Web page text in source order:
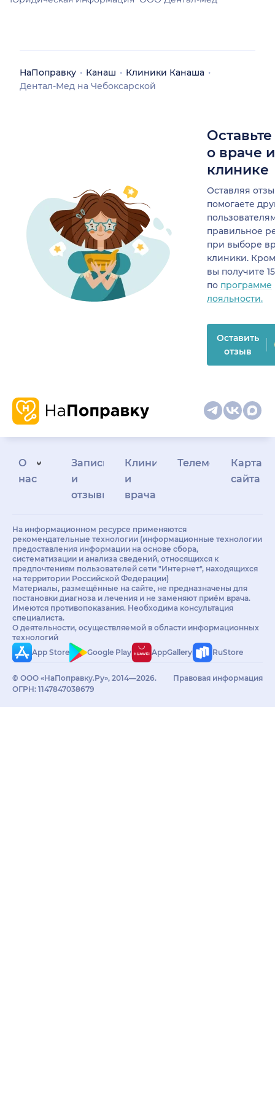
УЗИ,моментами даже
меня было
впечатление,что я на
НаПоправку Канаш
Клиники Канаша
Дентал-Мед на Чебоксарской
о враче
клинике
Оставляя
помогаете
правильное
при выборе
клиники.
вы получите
по программе
лояльности.
Оставить
отзыв
О
нас
Запись
и
отзывы
Клиникам
и
врачам
Телемедицина
Карта
сайта
На информационном ресурсе применяются
рекомендательные технологии (информационные технологии
предоставления информации на основе сбора,
систематизации и анализа сведений, относящихся к
предпочтениям пользователей сети "Интернет", находящихся
на территории Российской Федерации)
Материалы, размещённые на сайте, не предназначены для
постановки диагноза и лечения и не заменяют приём врача.
Имеются противопоказания. Необходима консультация
специалиста.
О деятельности, осуществляемой в области информационных
технологий
App Store
Google Play AppGallery RuStore
© ООО «НаПоправку.Ру», 2014—2026.
ОГРН: 1147847038679
Правовая информация